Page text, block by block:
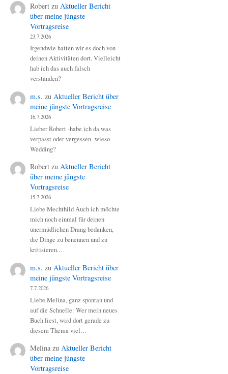
Robert zu Aktueller Bericht
über meine jüngste
Vortragsreise
23.7.2026
Irgendwie hatten wir es doch von
deinen Aktivitäten dort. Vielleicht
hab ich das auch falsch
verstanden?
m.s. zu Aktueller Bericht über
meine jüngste Vortragsreise
16.7.2026
Lieber Robert -habe ich da was
verpasst oder vergessen- wieso
Wedding?
Robert zu Aktueller Bericht
über meine jüngste
Vortragsreise
15.7.2026
Liebe Mechthild Auch ich möchte
mich noch einmal für deinen
unermüdlichen Drang bedanken,
die Dinge zu benennen und zu
kritisieren.…
m.s. zu Aktueller Bericht über
meine jüngste Vortragsreise
7.7.2026
Liebe Melina, ganz spontan und
auf die Schnelle: Wer mein neues
Buch liest, wird dort gerade zu
diesem Thema viel…
Melina zu Aktueller Bericht
über meine jüngste
Vortragsreise